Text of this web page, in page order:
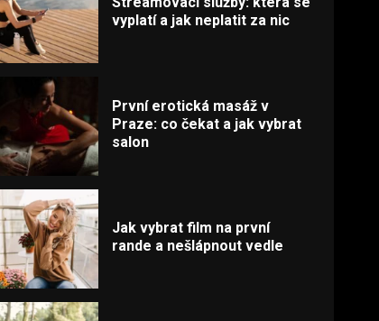
vyplatí a jak neplatit za nic
První erotická masáž v
Praze: co čekat a jak vybrat
salon
Jak vybrat film na první
rande a nešlápnout vedle